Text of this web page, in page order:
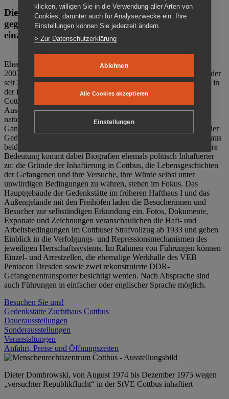
Die Gedenkstätte Zuchthaus Cottbus ist ein Ort
gegen das Vergessen. Anschaulich, nah und
einzigartig.
Ehemalige politische Häftlinge der DDR gründeten im Oktober
2007 den Verein Menschenrechtszentrum Cottbus e. V. (MRZ), der
seit 2011 Eigentümer des ehemaligen Gefängnisses (1860-2002) in
der Bautzener Straße und Träger der Gedenkstätte Zuchthaus
Cottbus ist. Im Zentrum der Arbeit der Gedenkstätte steht die
Auseinandersetzung mit politischem Unrecht während der
nationalsozialistischen Terrorherrschaft und der SED-Diktatur.
Ganzjährig zeigen mehrere Dauer- und Sonderausstellungen in der
Gedenkstätte Zuchthaus Cottbus Beispiele politischen Unrechts aus
beiden deutschen Diktaturen des 20. Jahrhunderts. Eine besondere
Bedeutung kommt dabei Biografien ehemals politisch Inhaftierter
zu: die Gründe der Inhaftierung in Cottbus, die Lebensgeschichten
der Gefangenen und ihre Versuche, ihre Würde selbst unter
unwürdigen Bedingungen zu wahren, stehen im Fokus. Das
Hauptgebäude der Gedenkstätte im früheren Hafthaus I und das
Außengelände mit den Freihöfen laden die Besucherinnen und
Besucher zur selbständigen Erkundung ein. Fotos, Dokumente,
Exponate und Zeichnungen veranschaulichen die Haft- und
Arbeitsbedingungen im Cottbuser Strafvollzug ab 1933 und geben
Einblick in die Verfolgungs- und Repressionsmechanismen des
jeweiligen Herrschaftssystems. Im Rahmen von Führungen können
Einzel- und Arrestzellen, die ehemalige Werkhalle des VEB
Pentacon Dresden sowie zwei rekonstruierte DDR-
Gefangenentransporter besichtigt werden. Nach Absprache sind
auch Führungen in einfacher oder englischer Sprache möglich.
Besuchen Sie uns!
Gedenkstätte Zuchthaus Cottbus
Dauerausstellungen
Sonderausstellungen
Veranstaltungen
Anfahrt, Preise und Öffnungszeiten
Dieter Dombrowski, von August 1974 bis Dezember 1975 wegen
„versuchter Republikflucht“ in der StVE Cottbus inhaftiert
klicken, willigen Sie in die Verwendung aller Arten von
Cookies, darunter auch für Analysezwecke ein. Ihre
Einstellungen können Sie jederzeit ändern.
> Zur Datenschutzerklärung
Ablehnen
Alle Cookies akzeptieren
Einstellungen